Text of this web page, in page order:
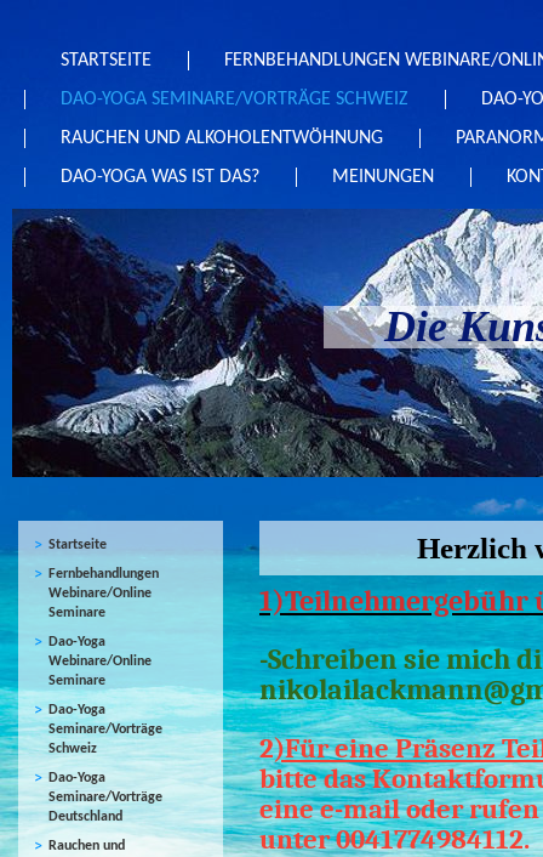
STARTSEITE
FERNBEHANDLUNGEN WEBINARE/
DAO-YOGA SEMINARE/VORTRÄGE SCHWEIZ
DAO-
RAUCHEN UND ALKOHOLENTWÖHNUNG
DAO-YOGA WAS IST DAS?
MEINUNGEN
Die
Startseite
Fernbehandlungen
Webinare/Online
Seminare
Dao-Yoga
Webinare/Online
Seminare
Dao-Yoga
Seminare/Vorträge
Schweiz
Dao-Yoga
Seminare/Vorträge
Deutschland
Rauchen und
Herzlich
1)Teilnehmergebühr
-Schreiben sie mich
2)Für eine Präsenz
bitte das
eine e-mail oder
unter 0041774984112.